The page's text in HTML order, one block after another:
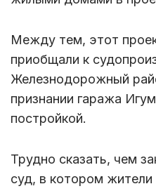
Между тем, этот
приобщали к
Железнодорожный
признании гаража
постройкой.
Трудно сказать, чем
суд, в котором